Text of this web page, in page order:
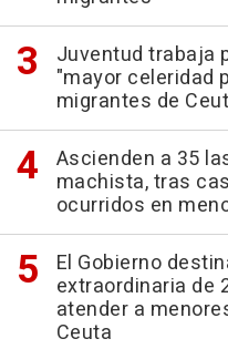
Juventud trabaja
"mayor celeridad
migrantes de
Ascienden a 35
machista, tras
ocurridos en
El Gobierno
extraordinaria de
atender a
Ceuta